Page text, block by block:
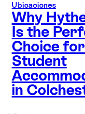
Ubicaciones
Why
Is the
Choice for
Student
in